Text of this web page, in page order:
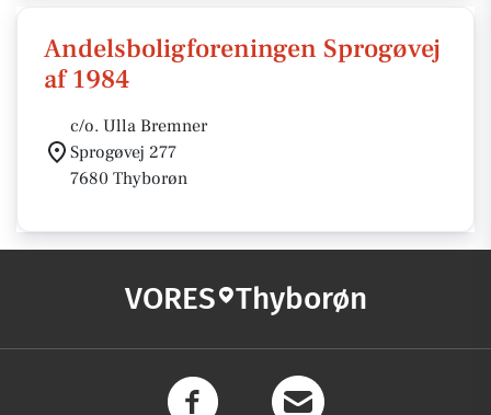
Andelsboligforeningen Sprogøvej
af 1984
c/o. Ulla Bremner
Sprogøvej 277
7680 Thyborøn
VORES Thyborøn